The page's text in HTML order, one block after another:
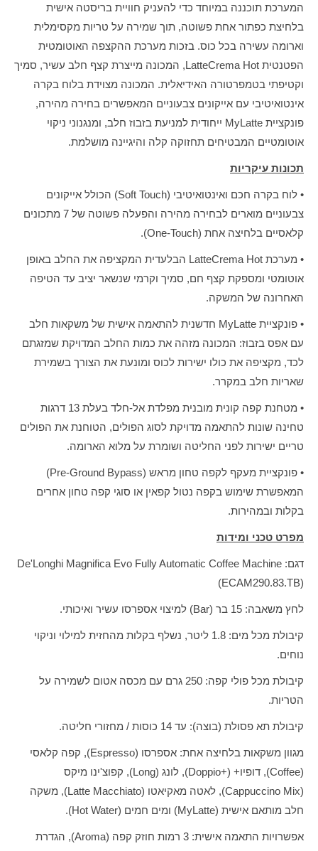
המערכת תוכננה במיוחד כדי להעניק חוויית בריסטה אישית
בלחיצת כפתור אחת פשוטה, תוך שמירה על טריות מקסימלית
וארומה עשירה בכל כוס. בזכות מערכת ההקצפה האוטומטית
הפטנטית LatteCrema Hot, המכונה מייצרת קצף חלב עשיר, סמיך
וקטיפתי בטמפרטורה האידיאלית. המכונה מצוידת בלוח בקרה
אינטואיטיבי עם אייקונים צבעוניים המאפשרים בחירה מהירה,
פונקציית MyLatte ייחודית למניעת בזבוז חלב, ומנגנוני ניקוי
אוטומטיים המבטיחים תחזוקה קלה והיגיינה מושלמת.
תכונות עיקריות
• לוח בקרה חכם ואינטואיטיבי (Soft Touch) הכולל אייקונים
צבעוניים מוארים לבחירה מהירה והפעלה פשוטה של 7 מתכונים
קלאסיים בלחיצה אחת (One-Touch).
• מערכת LatteCrema Hot הבלעדית המקציפה את החלב באופן
אוטומטי ומספקת קצף חם, סמיך וקרמי שנשאר יציב עד הטיפה
האחרונה של המשקה.
• פונקציית MyLatte חדשנית להתאמה אישית של משקאות חלב
עם אפס בזבוז: המכונה מזהה את כמות החלב המדויקת שמזגתם
לכד, מקציפה את כולו ישירות לכוס ומונעת את הצורך בשמירת
שאריות חלב במקרר.
• מטחנת קפה קונית מובנית מפלדת אל-חלד בעלת 13 דרגות
טחינה שונות להתאמה מדויקת לסוג הפולים, הטוחנת את הפולים
טריים ישירות לפני החליטה ושומרת על מלוא הארומה.
• פונקציית מעקף לקפה טחון מראש (Pre-Ground Bypass)
המאפשרת שימוש בקפה נטול קפאין או סוגי קפה טחון אחרים
בקלות ובמהירות.
מפרט טכני ומידות
דגם: De'Longhi Magnifica Evo Fully Automatic Coffee Machine
(ECAM290.83.TB)
לחץ משאבה: 15 בר (Bar) למיצוי אספרסו עשיר ואיכותי.
קיבולת מכל מים: 1.8 ליטר, נשלף בקלות מהחזית למילוי וניקוי
נוחים.
קיבולת מכל פולי קפה: 250 גרם עם מכסה אטום לשמירה על
הטריות.
קיבולת תא פסולת (בוצה): עד 14 כוסות / מחזורי חליטה.
מגוון משקאות בלחיצה אחת: אספרסו (Espresso), קפה קלאסי
(Coffee), דופיו+ (+Doppio), לונג (Long), קפוצ'ינו מיקס
(Cappuccino Mix), לאטה מאקיאטו (Latte Macchiato), משקה
חלב מותאם אישית (MyLatte) ומים חמים (Hot Water).
אפשרויות התאמה אישית: 3 רמות חוזק קפה (Aroma), הגדרת